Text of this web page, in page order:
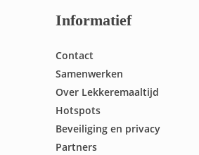
Informatief
Contact
Samenwerken
Over Lekkeremaaltijd
Hotspots
Beveiliging en privacy
Partners